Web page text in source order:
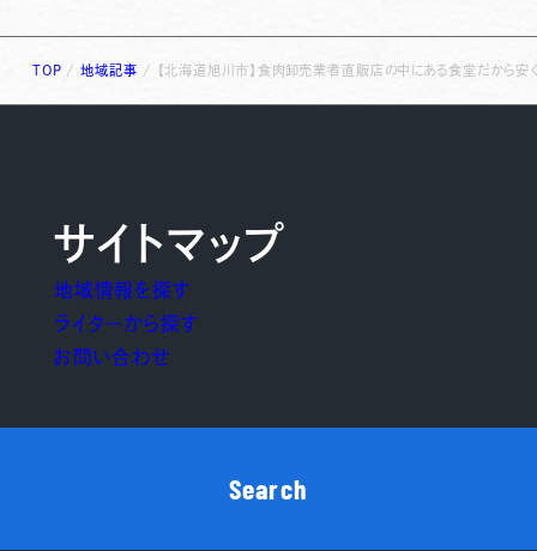
TOP /地域記事 / 【北海道旭川市】食肉卸売業者直販店の中にある食堂だから安
サイトマップ
地域情報を探す
ライターから探す
お問い合わせ
Search